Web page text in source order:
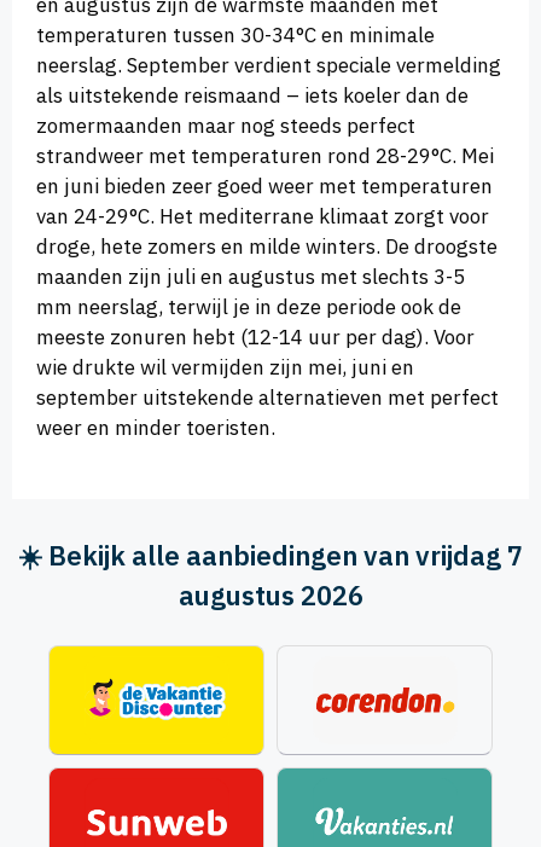
temperaturen tussen 30-34°C en minimale
neerslag. September verdient speciale vermelding
als uitstekende reismaand – iets koeler dan de
zomermaanden maar nog steeds perfect
strandweer met temperaturen rond 28-29°C. Mei
en juni bieden zeer goed weer met temperaturen
van 24-29°C. Het mediterrane klimaat zorgt voor
droge, hete zomers en milde winters. De droogste
maanden zijn juli en augustus met slechts 3-5
mm neerslag, terwijl je in deze periode ook de
meeste zonuren hebt (12-14 uur per dag). Voor
wie drukte wil vermijden zijn mei, juni en
september uitstekende alternatieven met perfect
weer en minder toeristen.
☀️ Bekijk alle aanbiedingen van vrijdag 7
augustus 2026